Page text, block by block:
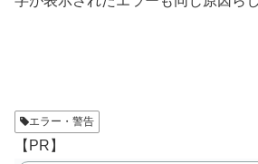
エラー・警告
【PR】